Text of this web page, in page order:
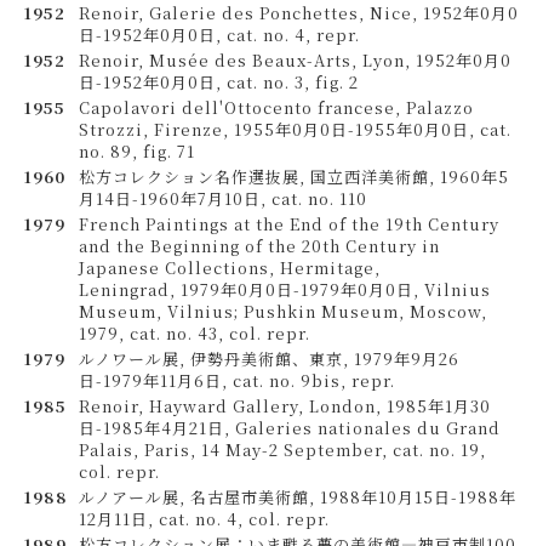
1952
Renoir, Galerie des Ponchettes, Nice, 1952年0月0
日-1952年0月0日, cat. no. 4, repr.
1952
Renoir, Musée des Beaux-Arts, Lyon, 1952年0月0
日-1952年0月0日, cat. no. 3, fig. 2
1955
Capolavori dell'Ottocento francese, Palazzo
Strozzi, Firenze, 1955年0月0日-1955年0月0日, cat.
no. 89, fig. 71
1960
松方コレクション名作選抜展, 国立西洋美術館, 1960年5
月14日-1960年7月10日, cat. no. 110
1979
French Paintings at the End of the 19th Century
and the Beginning of the 20th Century in
Japanese Collections, Hermitage,
Leningrad, 1979年0月0日-1979年0月0日, Vilnius
Museum, Vilnius; Pushkin Museum, Moscow,
1979, cat. no. 43, col. repr.
1979
ルノワール展, 伊勢丹美術館、東京, 1979年9月26
日-1979年11月6日, cat. no. 9bis, repr.
1985
Renoir, Hayward Gallery, London, 1985年1月30
日-1985年4月21日, Galeries nationales du Grand
Palais, Paris, 14 May-2 September, cat. no. 19,
col. repr.
1988 ルノアール展, 名古屋市美術館, 1988年10月15日-1988年
12月11日, cat. no. 4, col. repr.